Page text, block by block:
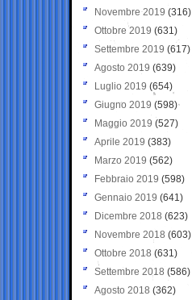
Novembre 2019 (316)
Ottobre 2019 (631)
Settembre 2019 (617)
Agosto 2019 (639)
Luglio 2019 (654)
Giugno 2019 (598)
Maggio 2019 (527)
Aprile 2019 (383)
Marzo 2019 (562)
Febbraio 2019 (598)
Gennaio 2019 (641)
Dicembre 2018 (623)
Novembre 2018 (603)
Ottobre 2018 (631)
Settembre 2018 (586)
Agosto 2018 (362)